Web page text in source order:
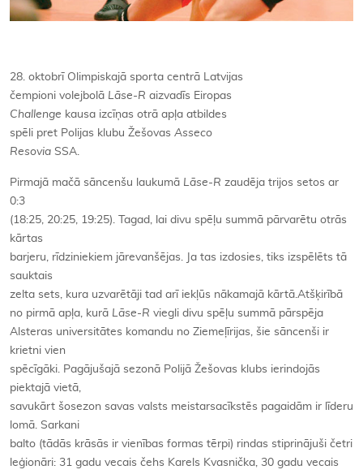
28. oktobrī Olimpiskajā sporta centrā Latvijas
čempioni volejbolā Lāse-R aizvadīs Eiropas
Challenge kausa izcīņas otrā apļa atbildes
spēli pret Polijas klubu Žešovas Asseco
Resovia SSA.
Pirmajā mačā sāncenšu laukumā Lāse-R zaudēja trijos setos ar
0:3
(18:25, 20:25, 19:25). Tagad, lai divu spēļu summā pārvarētu otrās
kārtas
barjeru, rīdziniekiem jārevanšējas. Ja tas izdosies, tiks izspēlēts tā
sauktais
zelta sets, kura uzvarētāji tad arī iekļūs nākamajā kārtā.Atšķirībā
no pirmā apļa, kurā Lāse-R viegli divu spēļu summā pārspēja
Alsteras universitātes komandu no Ziemeļīrijas, šie sāncenši ir
krietni vien
spēcīgāki. Pagājušajā sezonā Polijā Žešovas klubs ierindojās
piektajā vietā,
savukārt šosezon savas valsts meistarsacīkstēs pagaidām ir līderu
lomā. Sarkani
balto (tādās krāsās ir vienības formas tērpi) rindas stiprinājuši četri
leģionāri: 31 gadu vecais čehs Karels Kvasnička, 30 gadu vecais